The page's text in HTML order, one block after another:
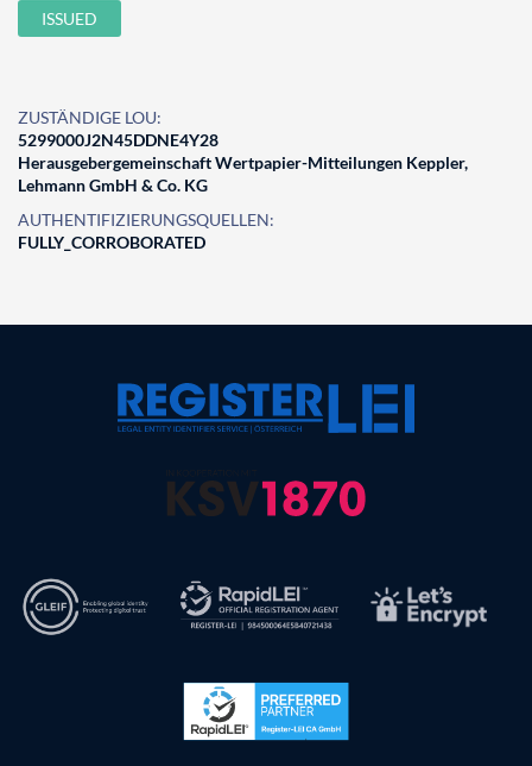
ISSUED
ZUSTÄNDIGE LOU:
5299000J2N45DDNE4Y28
Herausgebergemeinschaft Wertpapier-Mitteilungen Keppler,
Lehmann GmbH & Co. KG
AUTHENTIFIZIERUNGSQUELLEN:
FULLY_CORROBORATED